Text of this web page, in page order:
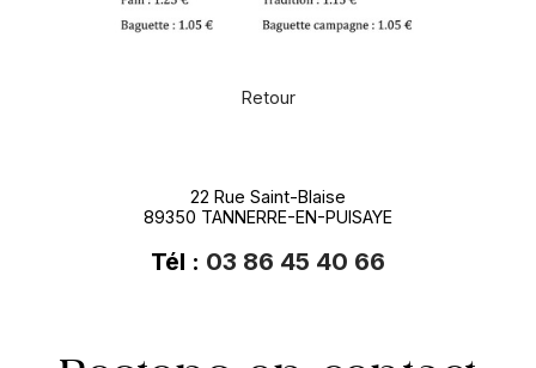
Retour
22 Rue Saint-Blaise
89350 TANNERRE-EN-PUISAYE
Tél : 03 86 45 40 66